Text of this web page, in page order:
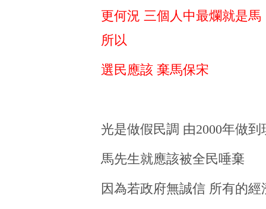
更何況 三個人中最爛就是馬
所以
選民應該 棄馬保宋
光是做假民調 由2000年做
馬先生就應該被全民唾棄
因為若政府無誠信 所有的